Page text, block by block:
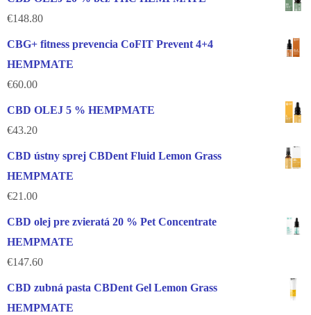
€148.80
CBG+ fitness prevencia CoFIT Prevent 4+4
HEMPMATE
€60.00
CBD OLEJ 5 % HEMPMATE
€43.20
CBD ústny sprej CBDent Fluid Lemon Grass
HEMPMATE
€21.00
CBD olej pre zvieratá 20 % Pet Concentrate
HEMPMATE
€147.60
CBD zubná pasta CBDent Gel Lemon Grass
HEMPMATE